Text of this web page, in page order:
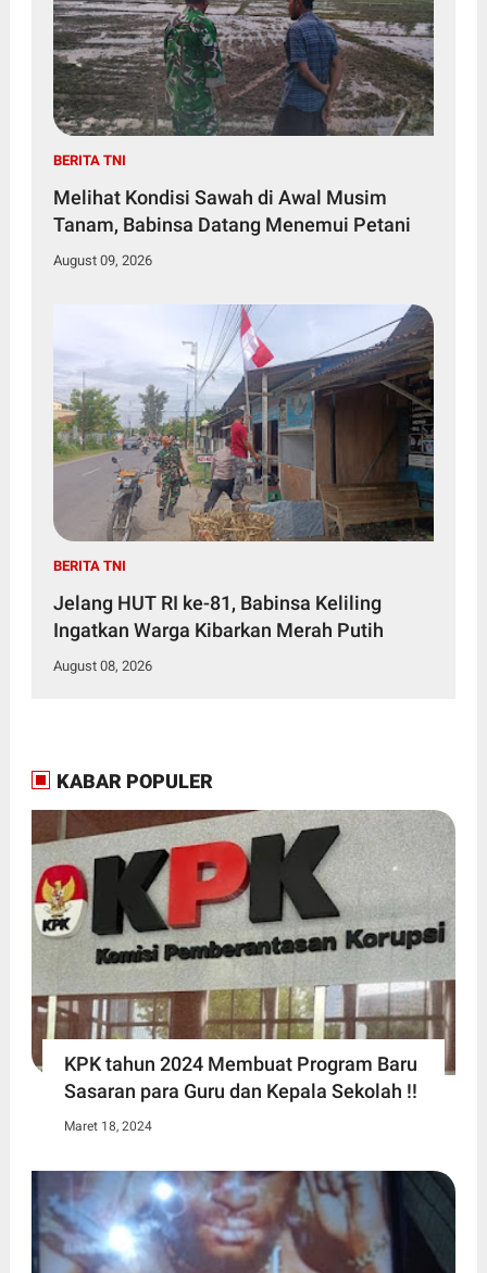
BERITA TNI
Melihat Kondisi Sawah di Awal Musim
Tanam, Babinsa Datang Menemui Petani
August 09, 2026
BERITA TNI
Jelang HUT RI ke-81, Babinsa Keliling
Ingatkan Warga Kibarkan Merah Putih
August 08, 2026
KABAR POPULER
KPK tahun 2024 Membuat Program Baru
Sasaran para Guru dan Kepala Sekolah !!
Maret 18, 2024